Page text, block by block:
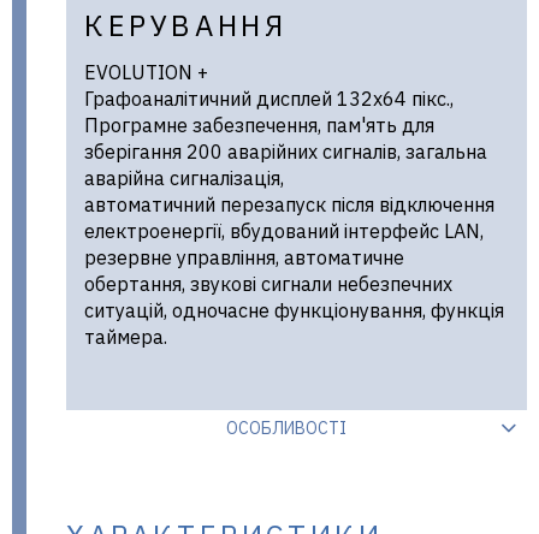
КЕРУВАННЯ
EVOLUTION +
Графоаналітичний дисплей 132х64 пікс.,
Програмне забезпечення, пам'ять для
зберігання 200 аварійних сигналів, загальна
аварійна сигналізація,
автоматичний перезапуск після відключення
електроенергії, вбудований інтерфейс LAN,
резервне управління, автоматичне
обертання, звукові сигнали небезпечних
ситуацій, одночасне функціонування, функція
таймера.
ОСОБЛИВОСТІ